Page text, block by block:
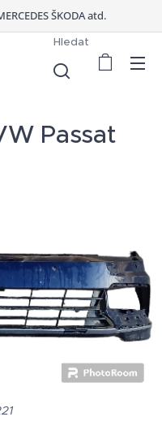
ŠKODA atd.
Hledat
Passat